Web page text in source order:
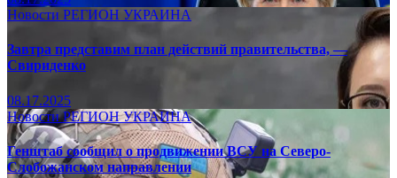
Новости РЕГИОН УКРАИНА
Завтра представим план действий правительства, —
Свириденко
08.17.2025
НовостиРЕГИОНУКРАИНА
Генштаб сообщил о продвижении ВСУ на Северо-
Слобожанском направлении